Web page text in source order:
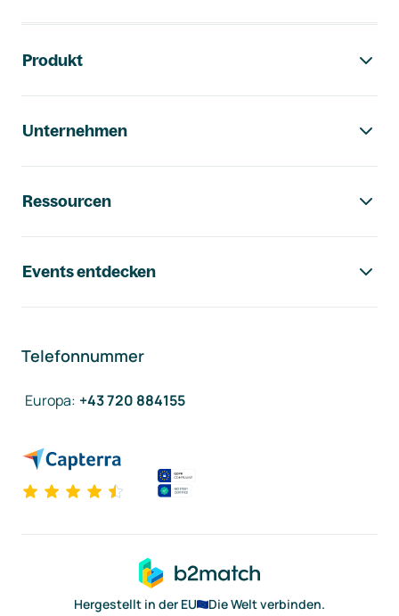
Produkt
Unternehmen
Ressourcen
Events entdecken
Telefonnummer
Europa: +43 720 884155
Hergestellt in der EU
Die Welt verbinden.